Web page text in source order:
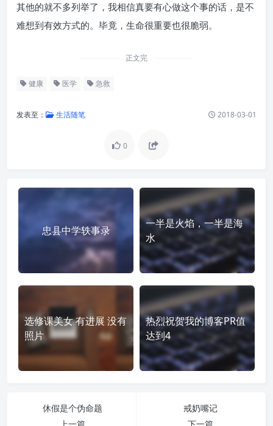
其他的就不多列举了，我相信真要有心做这个事的话，是不
难想到有效方式的。毕竟，生命很重要也很脆弱。
正文完
健康 医学 急救
发表至： 生活随笔 2018-03-01
0
忠县中学轶事录
一半是火焰，一半是海
水
选修课美女 有进展 没有
照片
热烈祝贺我的博客PR值
达到4
休假是个伪命题
戒奶嘴记